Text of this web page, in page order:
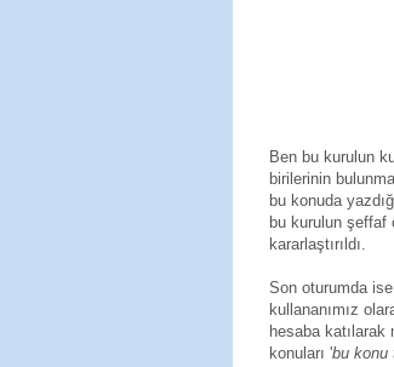
Ben bu kurulun
birilerinin
bu konuda
bu kurulun şeffaf
kararlaştırıldı.
Son oturumda
kullananımız
hesaba katılarak
konuları 'bu konu